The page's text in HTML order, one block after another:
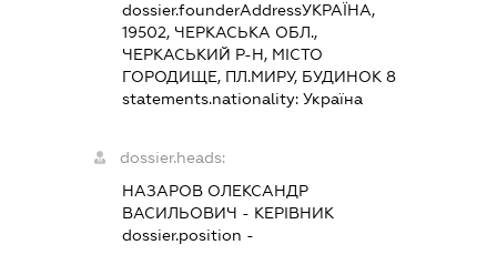
dossier.founderAddressУКРАЇНА,
19502, ЧЕРКАСЬКА ОБЛ.,
ЧЕРКАСЬКИЙ Р-Н, МІСТО
ГОРОДИЩЕ, ПЛ.МИРУ, БУДИНОК 8
statements.nationality:Україна
dossier.heads:
НАЗАРОВ ОЛЕКСАНДР
ВАСИЛЬОВИЧ - КЕРІВНИК
dossier.position -